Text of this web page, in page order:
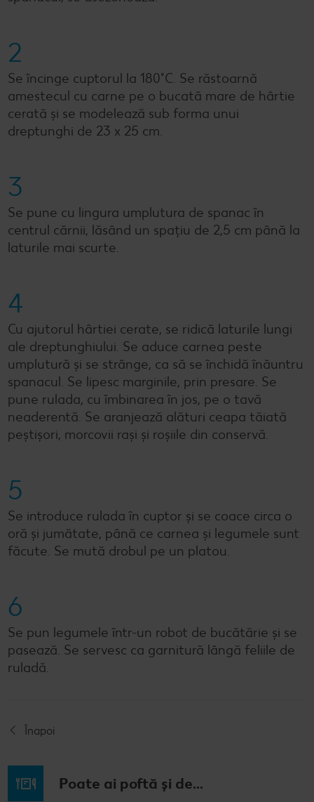
2
Se încinge cuptorul la 180˚C. Se răstoarnă
amestecul cu carne pe o bucată mare de hârtie
cerată și se modelează sub forma unui
dreptunghi de 23 x 25 cm.
3
Se pune cu lingura umplutura de spanac în
centrul cărnii, lăsând un spațiu de 2,5 cm până la
laturile mai scurte.
4
Cu ajutorul hârtiei cerate, se ridică laturile lungi
ale dreptunghiului. Se aduce carnea peste
umplutură și se strânge, ca să se închidă înăuntru
spanacul. Se lipesc marginile, prin presare. Se
pune rulada, cu îmbinarea în jos, pe o tavă
neaderentă. Se aranjează alături ceapa tăiată
peștișori, morcovii rași și roșiile din conservă.
5
Se introduce rulada în cuptor și se coace circa o
oră și jumătate, până ce carnea și legumele sunt
făcute. Se mută drobul pe un platou.
6
Se pun legumele într-un robot de bucătărie și se
pasează. Se servesc ca garnitură lângă feliile de
ruladă.
Înapoi
Poate ai poftă și de...